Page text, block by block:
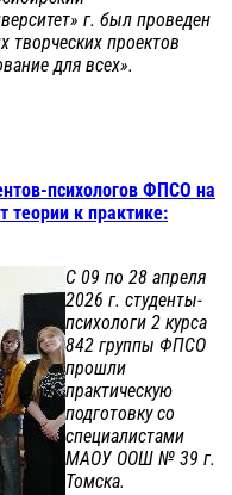
г. был проведен
творческих проектов
для всех».
психологов ФПСО на
к практике:
С 09 по 28 апреля
2026 г. студенты-
психологи 2 курса
842 группы ФПСО
прошли
практическую
подготовку со
специалистами
МАОУ ООШ № 39 г.
Томска.